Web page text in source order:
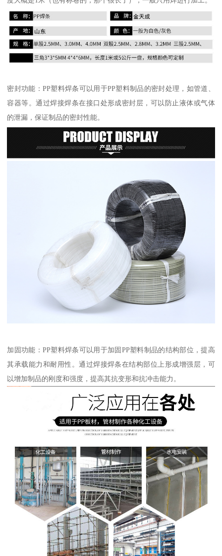
密封功能：PP塑料焊条可以用于PP塑料制品的密封处理，如管道、
容器等。通过焊接焊条在接口处形成密封层，可以防止液体或气体
的泄漏，保证制品的密封性能。
加固功能：PP塑料焊条可以用于加固PP塑料制品的结构部位，提高
其承载能力和耐用性。通过焊接焊条在结构部位上形成增强层，可
以增加制品的刚度和强度，提高其抗变形和抗冲击能力。